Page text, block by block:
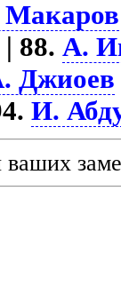
| 88.А.
Джиоев
И.
ваших